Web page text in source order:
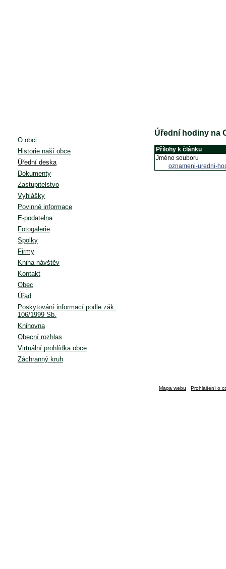
O obci
Historie naší obce
Úřední deska
Dokumenty
Zastupitelstvo
Vyhlášky
Povinné informace
E-podatelna
Fotogalerie
Spolky
Firmy
Kniha návštěv
Kontakt
Obec
Úřad
Poskytování informací podle zák.
106/1999 Sb.
Knihovna
Obecní rozhlas
Virtuální prohlídka obce
Záchranný kruh
Úřední hodiny na
Přílohy k článku
Jméno souboru
oznameni-uredni-
Mapa webu Prohlášení o